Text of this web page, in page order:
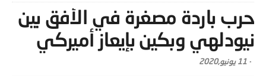
حرب باردة مصغرة في الأفق بين
نيودلهي وبكين بإيعاز أميركي
- 11 يونيو,2020